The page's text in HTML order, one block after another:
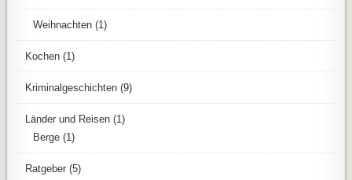
Weihnachten (1)
Kochen (1)
Kriminalgeschichten (9)
Länder und Reisen (1)
Berge (1)
Ratgeber (5)